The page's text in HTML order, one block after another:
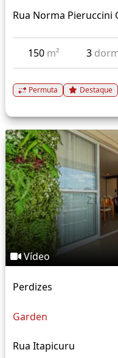
Rua Norma Pieruccini
150 m² 3
Permuta Destaque
Vídeo
Perdizes
Garden
Rua Itapicuru